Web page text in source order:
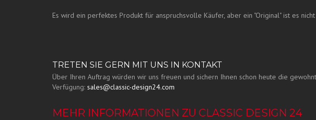
Es wird ein perfektes Produkt für anspruchsvolle Käufer, aber ein "Original" ist es nicht
TRETEN SIE GERN MIT UNS IN KONTAKT
Über Ihren Auftrag würden wir uns freuen und sichern Ihnen schon heute die
Verfügung: sales@classic-design24.com
MEHR INFORMATIONEN ZU CLASSIC DESIGN 24